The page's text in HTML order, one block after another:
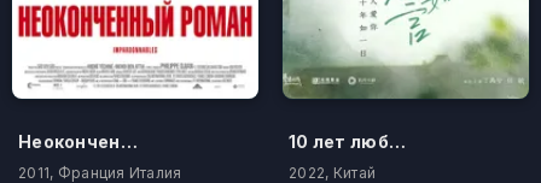
Неоконченный роман
2011, Франция Италия
10 лет любви
2022, Китай